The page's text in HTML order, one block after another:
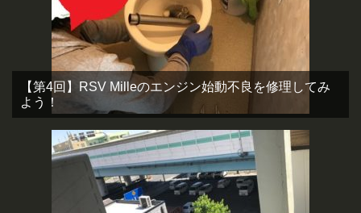
【第4回】RSV Milleのエンジン始動不良を修理してみ
よう！